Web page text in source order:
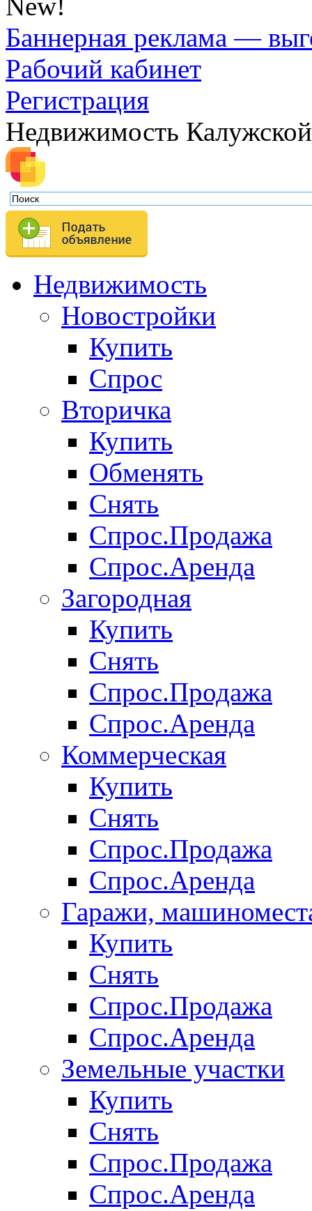
New!
Баннерная реклама —
Рабочий кабинет
Регистрация
Недвижимость
Недвижимость
Новостройки
Купить
Спрос
Вторичка
Купить
Обменять
Снять
Спрос.Продажа
Спрос.Аренда
Загородная
Купить
Снять
Спрос.Продажа
Спрос.Аренда
Коммерческая
Купить
Снять
Спрос.Продажа
Спрос.Аренда
Гаражи,
Купить
Снять
Спрос.Продажа
Спрос.Аренда
Земельные участки
Купить
Снять
Спрос.Продажа
Спрос.Аренда